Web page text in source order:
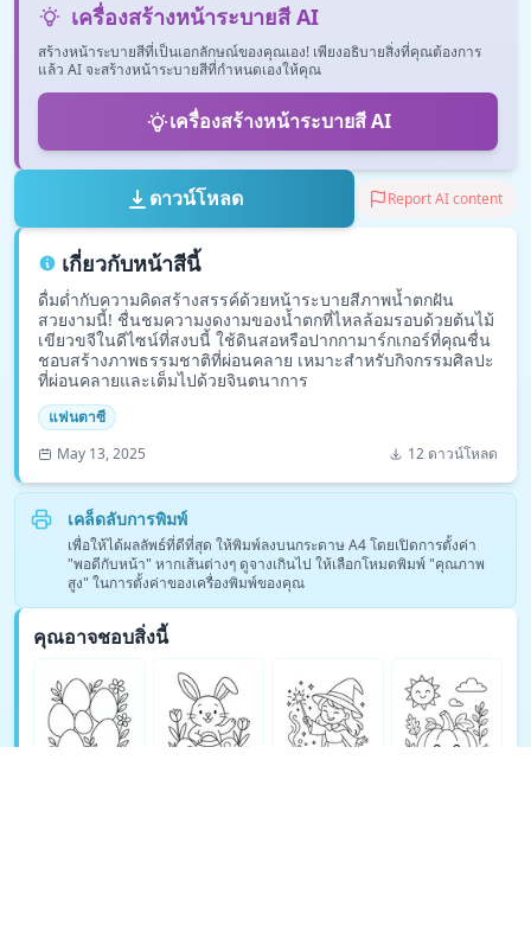
เครื่องสร้างหน้าระบายสี AI
สร้างหน้าระบายสีที่เป็นเอกลักษณ์ของคุณเอง! เพียงอธิบายสิ่งที่คุณต้องการ
แล้ว AI จะสร้างหน้าระบายสีที่กำหนดเองให้คุณ
เครื่องสร้างหน้าระบายสี AI
ดาวน์โหลด Report AI content
เกี่ยวกับหน้าสีนี้
ดื่มด่ำกับความคิดสร้างสรรค์ด้วยหน้าระบายสีภาพน้ำตกฝัน
สวยงามนี้! ชื่นชมความงดงามของน้ำตกที่ไหลล้อมรอบด้วยต้นไม้
เขียวขจีในดีไซน์ที่สงบนี้ ใช้ดินสอหรือปากกามาร์กเกอร์ที่คุณชื่น
ชอบสร้างภาพธรรมชาติที่ผ่อนคลาย เหมาะสำหรับกิจกรรมศิลปะ
ที่ผ่อนคลายและเต็มไปด้วยจินตนาการ
แฟนตาซี
May 13, 2025
12 ดาวน์โหลด
เคล็ดลับการพิมพ์
เพื่อให้ได้ผลลัพธ์ที่ดีที่สุด ให้พิมพ์ลงบนกระดาษ A4 โดยเปิดการตั้งค่า
"พอดีกับหน้า" หากเส้นต่างๆ ดูจางเกินไป ให้เลือกโหมดพิมพ์ "คุณภาพ
สูง" ในการตั้งค่าของเครื่องพิมพ์ของคุณ
คุณอาจชอบสิ่งนี้